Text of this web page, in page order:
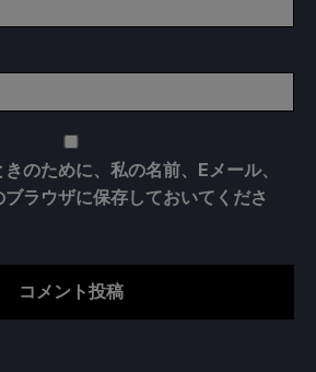
のために、私の名前、Eメール、
ラウザに保存しておいてくださ